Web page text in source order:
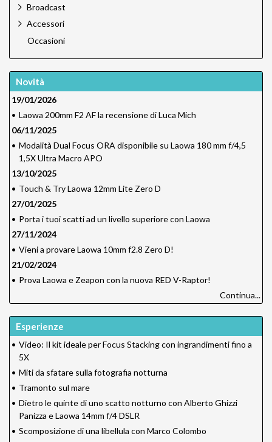
Broadcast
Accessori
Occasioni
Novità
19/01/2026
• Laowa 200mm F2 AF la recensione di Luca Mich
06/11/2025
• Modalità Dual Focus ORA disponibile su Laowa 180 mm f/4,5
1,5X Ultra Macro APO
13/10/2025
• Touch & Try Laowa 12mm Lite Zero D
27/01/2025
• Porta i tuoi scatti ad un livello superiore con Laowa
27/11/2024
• Vieni a provare Laowa 10mm f2.8 Zero D!
21/02/2024
• Prova Laowa e Zeapon con la nuova RED V-Raptor!
Continua...
Esperienze
• Video: Il kit ideale per Focus Stacking con ingrandimenti fino a
5X
• Miti da sfatare sulla fotografia notturna
• Tramonto sul mare
• Dietro le quinte di uno scatto notturno con Alberto Ghizzi
Panizza e Laowa 14mm f/4 DSLR
• Scomposizione di una libellula con Marco Colombo